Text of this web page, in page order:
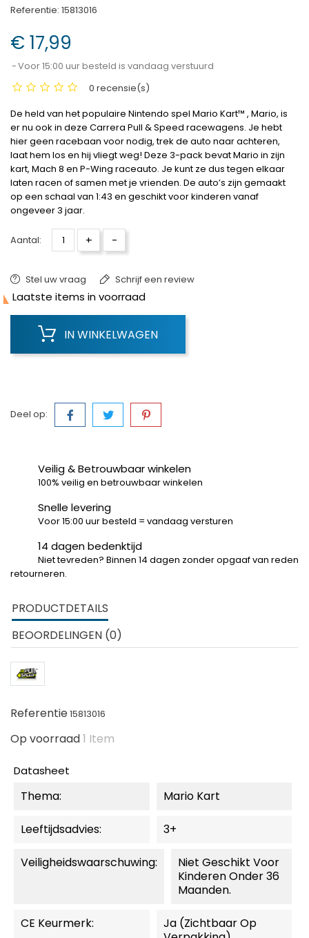
Referentie: 15813016
€ 17,99
Voor 15:00 uur besteld is vandaag verstuurd
0 recensie(s)
De held van het populaire Nintendo spel Mario Kart™ , Mario, is
er nu ook in deze Carrera Pull & Speed racewagens. Je hebt
hier geen racebaan voor nodig, trek de auto naar achteren,
laat hem los en hij vliegt weg! Deze 3-pack bevat Mario in zijn
kart, Mach 8 en P-Wing raceauto. Je kunt ze dus tegen elkaar
laten racen of samen met je vrienden. De auto’s zijn gemaakt
op een schaal van 1:43 en geschikt voor kinderen vanaf
ongeveer 3 jaar.
Aantal: + -
Stel uw vraag Schrijf een review
Laatste items in voorraad
IN WINKELWAGEN
Deel op:
Veilig & Betrouwbaar winkelen
100% veilig en betrouwbaar winkelen
Snelle levering
Voor 15:00 uur besteld = vandaag versturen
14 dagen bedenktijd
Niet tevreden? Binnen 14 dagen zonder opgaaf van reden
retourneren.
PRODUCTDETAILS
BEOORDELINGEN (0)
Referentie15813016
Op voorraad1 Item
Datasheet
Thema: Mario Kart
Leeftijdsadvies: 3+
Veiligheidswaarschuwing:
Niet Geschikt Voor
Kinderen Onder 36
Maanden.
CE Keurmerk:
Ja (zichtbaar Op